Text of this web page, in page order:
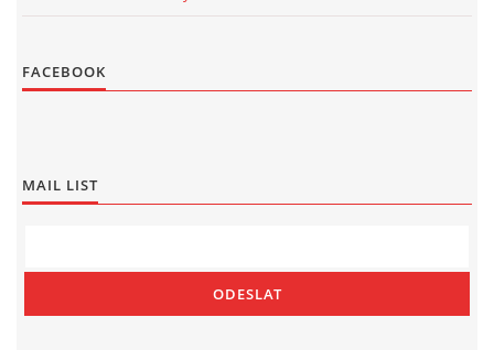
FACEBOOK
MAIL LIST